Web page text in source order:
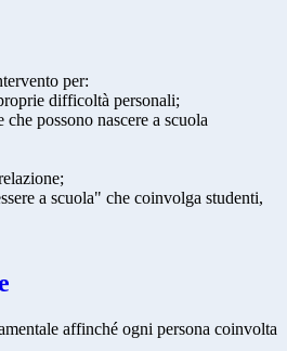
per:
difficoltà personali;
possono nascere a scuola
a scuola" che coinvolga studenti,
affinché ogni persona coinvolta